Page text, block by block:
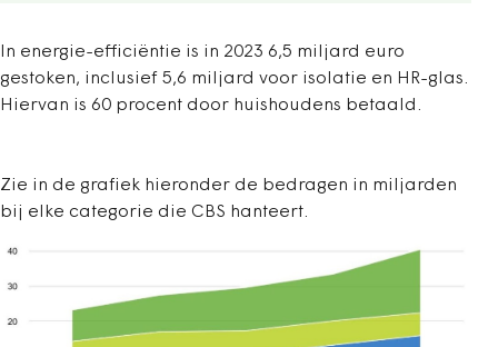
In energie-efficiëntie is in 2023 6,5 miljard euro
gestoken, inclusief 5,6 miljard voor isolatie en HR-glas.
Hiervan is 60 procent door huishoudens betaald.
Zie in de grafiek hieronder de bedragen in miljarden
bij elke categorie die CBS hanteert.